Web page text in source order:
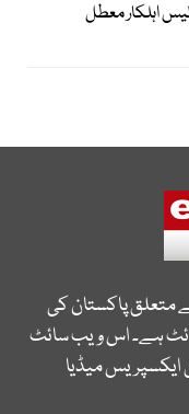
متعلق پاکستان کی
ہے۔ اس ویب سائٹ
ایکسپریس میڈیا